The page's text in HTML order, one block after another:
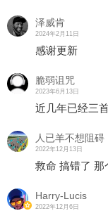
泽威肯
2024年2月11日
感谢更新
脆弱诅咒
2023年6月13日
近几年已经三
人已羊不想阻碍
2022年12月13日
救命 搞错了 那
Harry-Lucis
2022年12月6日